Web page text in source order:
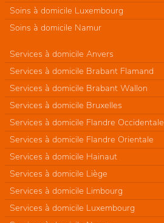
Soins à domicile Luxembourg
Soins à domicile Namur
Services à domicile Anvers
Services à domicile Brabant Flamand
Services à domicile Brabant Wallon
Services à domicile Bruxelles
Services à domicile Flandre Occidentale
Services à domicile Flandre Orientale
Services à domicile Hainaut
Services à domicile Liège
Services à domicile Limbourg
Services à domicile Luxembourg